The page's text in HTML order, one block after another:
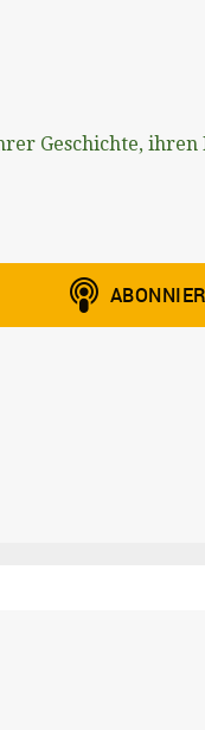
Geschichte,